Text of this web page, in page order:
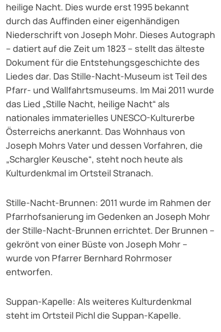
heilige Nacht. Dies wurde erst 1995 bekannt
durch das Auffinden einer eigenhändigen
Niederschrift von Joseph Mohr. Dieses Autograph
– datiert auf die Zeit um 1823 – stellt das älteste
Dokument für die Entstehungsgeschichte des
Liedes dar. Das Stille-Nacht-Museum ist Teil des
Pfarr- und Wallfahrtsmuseums. Im Mai 2011 wurde
das Lied „Stille Nacht, heilige Nacht“ als
nationales immaterielles UNESCO-Kulturerbe
Österreichs anerkannt. Das Wohnhaus von
Joseph Mohrs Vater und dessen Vorfahren, die
„Schargler Keusche“, steht noch heute als
Kulturdenkmal im Ortsteil Stranach.
Stille-Nacht-Brunnen: 2011 wurde im Rahmen der
Pfarrhofsanierung im Gedenken an Joseph Mohr
der Stille-Nacht-Brunnen errichtet. Der Brunnen –
gekrönt von einer Büste von Joseph Mohr –
wurde von Pfarrer Bernhard Rohrmoser
entworfen.
Suppan-Kapelle: Als weiteres Kulturdenkmal
steht im Ortsteil Pichl die Suppan-Kapelle.